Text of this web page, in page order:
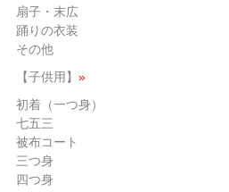
扇子・末広
踊りの衣装
その他
【子供用】 »
初着（一つ身）
七五三
被布コート
三つ身
四つ身